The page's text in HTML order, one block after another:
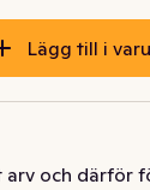
Lägg till i
arv och därför